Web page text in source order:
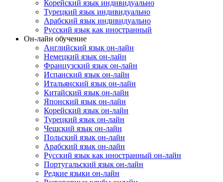
Корейский язык индивидуально
Турецкий язык индивидуально
Арабский язык индивидуально
Русский язык как иностранный
Он-лайн обучение
Английский язык он-лайн
Немецкий язык он-лайн
Французский язык он-лайн
Испанский язык он-лайн
Итальянский язык он-лайн
Китайский язык он-лайн
Японский язык он-лайн
Корейский язык он-лайн
Турецкий язык он-лайн
Чешский язык он-лайн
Польский язык он-лайн
Арабский язык он-лайн
Русский язык как иностранный он-лайн
Португальский язык он-лайн
Редкие языки он-лайн